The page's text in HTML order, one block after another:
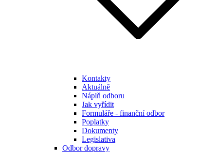
Kontakty
Aktuálně
Náplň odboru
Jak vyřídit
Formuláře - finanční odbor
Poplatky
Dokumenty
Legislativa
Odbor dopravy